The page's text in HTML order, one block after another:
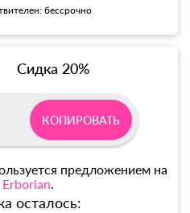
бессрочно
Сидка 20%
КОПИРОВАТЬ
предложением на
Erborian.
осталось: